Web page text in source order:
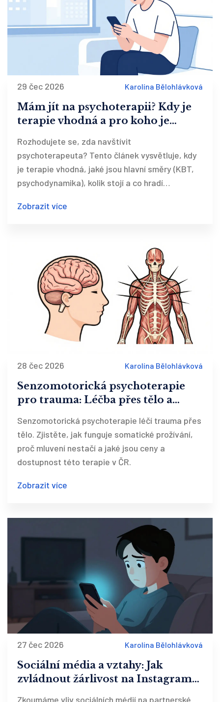
29 čec 2026 Karolína Bělohlávková
Mám jít na psychoterapii? Kdy je
terapie vhodná a pro koho je
Rozhodujete se, zda navštívit
psychoterapeuta? Tento článek vysvětluje, kdy
je terapie vhodná, jaké jsou hlavní směry (KBT,
psychodynamika), kolik stojí a co hradí
čas vyhledat pomoc.
Zobrazit více
28 čec 2026 Karolína Bělohlávková
Senzomotorická psychoterapie
pro trauma: Léčba přes tělo a
Senzomotorická psychoterapie léčí trauma přes
tělo. Zjistěte, jak funguje somatické prožívání,
proč mluvení nestačí a jaké jsou ceny a
dostupnost této terapie v ČR.
Zobrazit více
27 čec 2026 Karolína Bělohlávková
Sociální média a vztahy: Jak
zvládnout žárlivost na Instagramu
Zkoumáme vliv sociálních médií na partnerské